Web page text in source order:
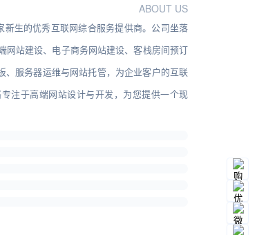
ABOUT US
新生的优秀互联网综合服务提供商。公司坐落
网站建设、电子商务网站建设、客栈房间预订
、服务器运维与网站托管，为企业客户的互联
注于高端网站设计与开发，为您提供一个现